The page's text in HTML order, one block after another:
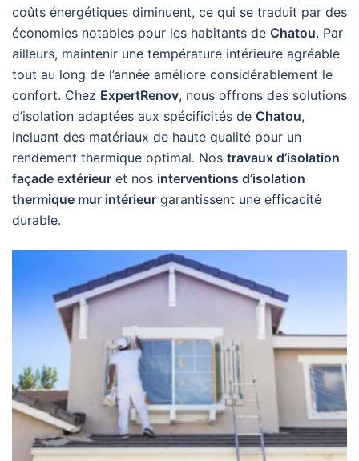
coûts énergétiques diminuent, ce qui se traduit par des
économies notables pour les habitants de Chatou. Par
ailleurs, maintenir une température intérieure agréable
tout au long de l’année améliore considérablement le
confort. Chez ExpertRenov, nous offrons des solutions
d’isolation adaptées aux spécificités de Chatou,
incluant des matériaux de haute qualité pour un
rendement thermique optimal. Nos travaux d’isolation
façade extérieur et nos interventions d’isolation
thermique mur intérieur garantissent une efficacité
durable.